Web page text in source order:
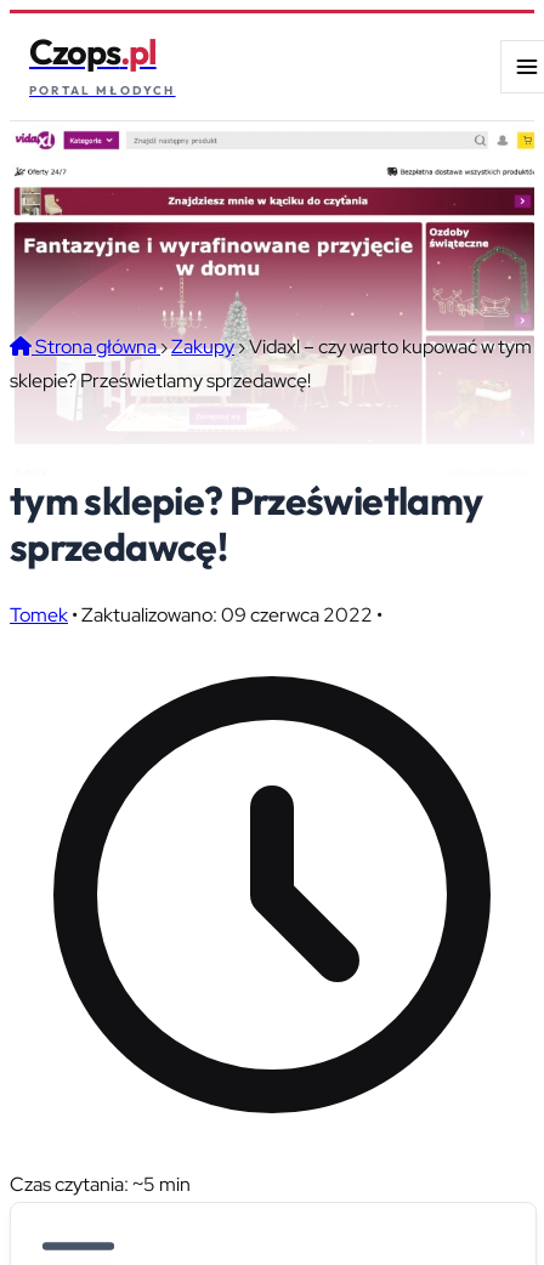
Czops.pl
PORTAL MŁODYCH
Strona główna›Zakupy›Vidaxl – czy warto kupować w tym
sklepie? Prześwietlamy sprzedawcę!
tym sklepie? Prześwietlamy
sprzedawcę!
Tomek•Zaktualizowano: 09 czerwca 2022 •
Czas czytania: ~5 min